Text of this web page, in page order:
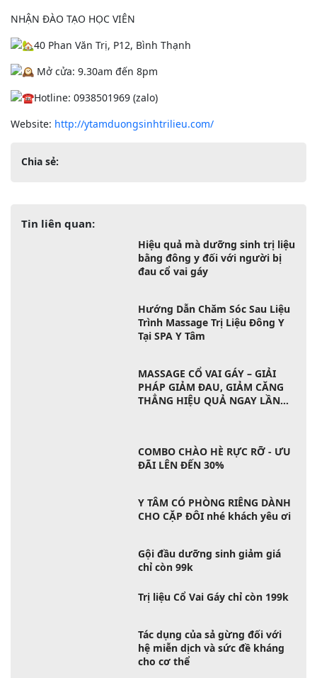
NHẬN ĐÀO TẠO HỌC VIÊN
40 Phan Văn Trị, P12, Bình Thạnh
Mở cửa: 9.30am đến 8pm
Hotline: 0938501969 (zalo)
Website: http://ytamduongsinhtrilieu.com/
Chia sẻ:
Tin liên quan:
Hiệu quả mà dưỡng sinh trị liệu
bằng đông y đối với người bị
đau cổ vai gáy
Hướng Dẫn Chăm Sóc Sau Liệu
Trình Massage Trị Liệu Đông Y
Tại SPA Y Tâm
MASSAGE CỔ VAI GÁY – GIẢI
PHÁP GIẢM ĐAU, GIẢM CĂNG
THẲNG HIỆU QUẢ NGAY LẦN
COMBO CHÀO HÈ RỰC RỠ - ƯU
ĐÃI LÊN ĐẾN 30%
Y TÂM CÓ PHÒNG RIÊNG DÀNH
CHO CẶP ĐÔI nhé khách yêu ơi
Gội đầu dưỡng sinh giảm giá
chỉ còn 99k
Trị liệu Cổ Vai Gáy chỉ còn 199k
Tác dụng của sả gừng đối với
hệ miễn dịch và sức đề kháng
cho cơ thể